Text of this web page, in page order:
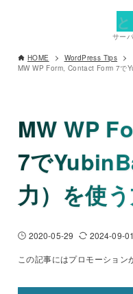
サー
HOME
WordPress Tips
MW WP Form, Contact Form 7で
MW WP
7で
力）を使
2020-05-29 2024-09-01
この記事にはプロモーション